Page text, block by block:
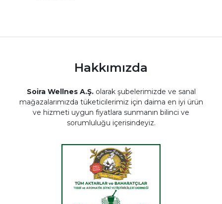
Hakkımızda
Soira Wellnes A.Ş.olarak şubelerimizde ve sanal
mağazalarımızda tüketicilerimiz için daima en iyi ürün
ve hizmeti uygun fiyatlara sunmanın bilinci ve
sorumluluğu içerisindeyiz.